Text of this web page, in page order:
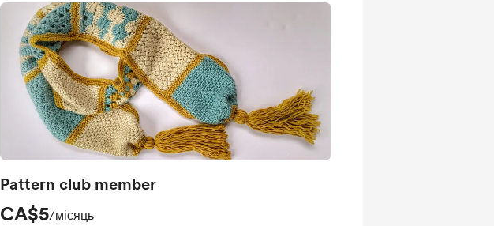
Pattern club member
CA$5/місяць